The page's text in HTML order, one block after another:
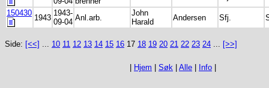
150430
1943
1943-
09-04 Anl.arb.
John
Harald
Andersen Sfj.
Side: [<<] ... 10 11 12 13 14 15 16 17 18 19 20 21 22 23 24 ... [>>]
Hjem Søk Alle Info